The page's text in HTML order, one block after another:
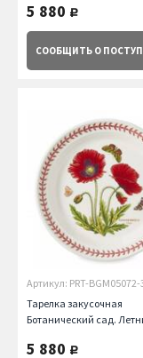
5 880 руб.
СООБЩИТЬ О
Артикул: PRT-BGM05072-
Тарелка закусочная
Ботанический сад.
5 880 руб.